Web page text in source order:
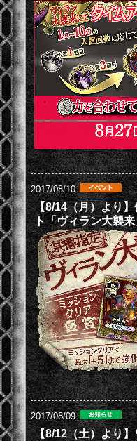
2017/08/10
【8/14（月）より
ト「ヴィラン大襲
2017/08/09
【8/12（土）より